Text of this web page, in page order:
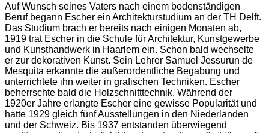
Auf Wunsch seines Vaters nach einem bodenständigen
Beruf begann Escher ein Architekturstudium an der TH Delft.
Das Studium brach er bereits nach einigen Monaten ab,
1919 trat Escher in die Schule für Architektur, Kunstgewerbe
und Kunsthandwerk in Haarlem ein. Schon bald wechselte
er zur dekorativen Kunst. Sein Lehrer Samuel Jessurun de
Mesquita erkannte die außerordentliche Begabung und
unterrichtete ihn weiter in grafischen Techniken. Escher
beherrschte bald die Holzschnitttechnik. Während der
1920er Jahre erlangte Escher eine gewisse Popularität und
hatte 1929 gleich fünf Ausstellungen in den Niederlanden
und der Schweiz. Bis 1937 entstanden überwiegend